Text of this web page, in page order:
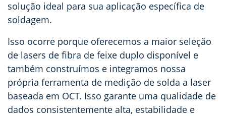
solução ideal para sua aplicação específica de
soldagem.
Isso ocorre porque oferecemos a maior seleção
de lasers de fibra de feixe duplo disponível e
também construímos e integramos nossa
própria ferramenta de medição de solda a laser
baseada em OCT. Isso garante uma qualidade de
dados consistentemente alta, estabilidade e